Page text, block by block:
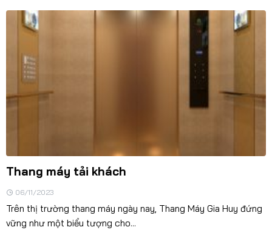
Thang máy tải khách
06/11/2023
Trên thị trường thang máy ngày nay, Thang Máy Gia Huy đứng
vững như một biểu tượng cho...